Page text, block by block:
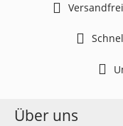
Über uns